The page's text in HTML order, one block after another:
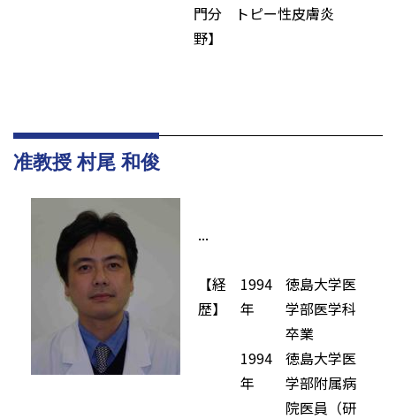
門分
野】
トピー性皮膚炎
准教授 村尾 和俊
...
【経
歴】
1994
年
徳島大学医
学部医学科
卒業
1994
年
徳島大学医
学部附属病
院医員（研